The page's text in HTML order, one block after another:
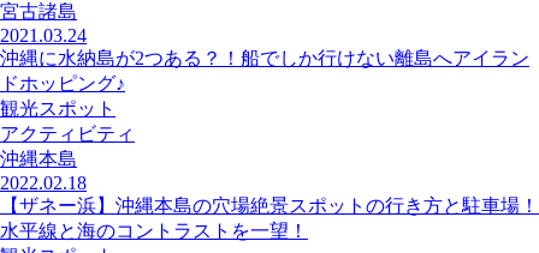
宮古諸島
2021.03.24
沖縄に水納島が2つある？！船でしか行けない離島へアイラン
ドホッピング♪
観光スポット
アクティビティ
沖縄本島
2022.02.18
【ザネー浜】沖縄本島の穴場絶景スポットの行き方と駐車場！
水平線と海のコントラストを一望！